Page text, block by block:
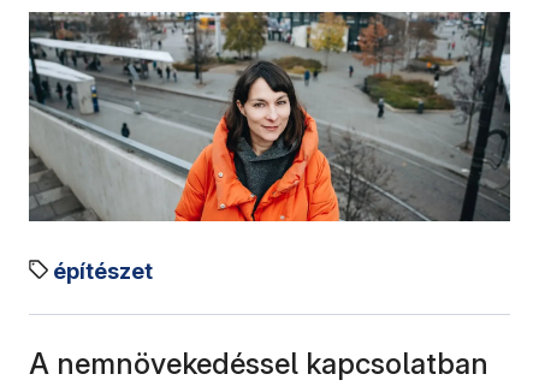
építészet
A nemnövekedéssel kapcsolatban